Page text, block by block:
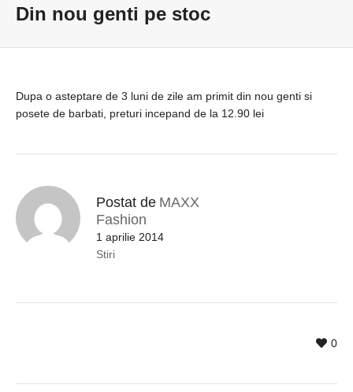
Din nou genti pe stoc
Dupa o asteptare de 3 luni de zile am primit din nou genti si
posete de barbati, preturi incepand de la 12.90 lei
Postat de MAXX
Fashion
1 aprilie 2014
Stiri
0